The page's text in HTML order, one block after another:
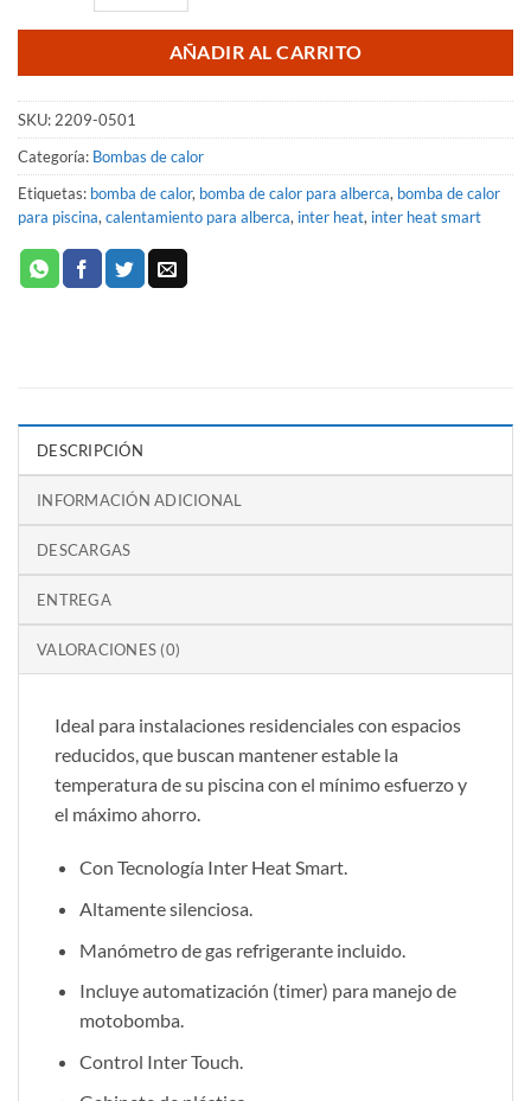
AÑADIR AL CARRITO
SKU: 2209-0501
Categoría: Bombas de calor
Etiquetas: bomba de calor, bomba de calor para alberca, bomba de calor
para piscina, calentamiento para alberca, inter heat, inter heat smart
DESCRIPCIÓN
INFORMACIÓN ADICIONAL
DESCARGAS
ENTREGA
VALORACIONES (0)
Ideal para instalaciones residenciales con espacios
reducidos, que buscan mantener estable la
temperatura de su piscina con el mínimo esfuerzo y
el máximo ahorro.
Con Tecnología Inter Heat Smart.
Altamente silenciosa.
Manómetro de gas refrigerante incluido.
Incluye automatización (timer) para manejo de
motobomba.
Control Inter Touch.